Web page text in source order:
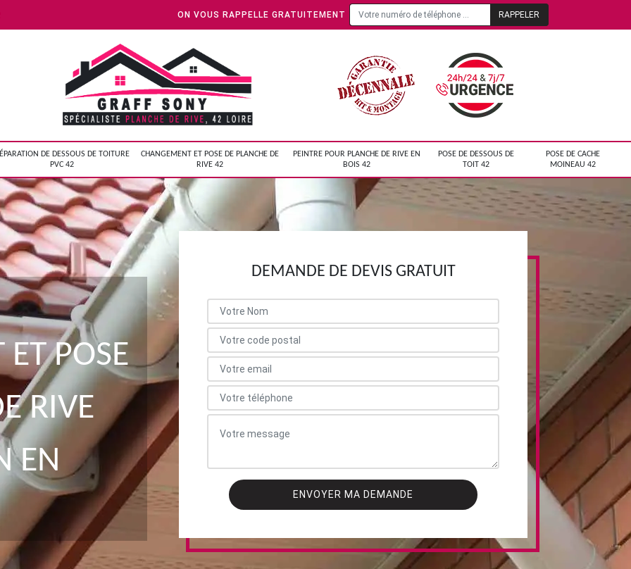
ON VOUS RAPPELLE GRATUITEMENT
DE DESSOUS DE TOITURE
PVC 42
CHANGEMENT ET POSE DE PLANCHE DE
RIVE 42
PEINTRE POUR PLANCHE DE RIVE EN
BOIS 42
POSE DE DESSOUS DE
TOIT 42
POSE DE CACHE
MOINEAU 42
POSE
RIVE
EN
DEMANDE DE DEVIS GRATUIT